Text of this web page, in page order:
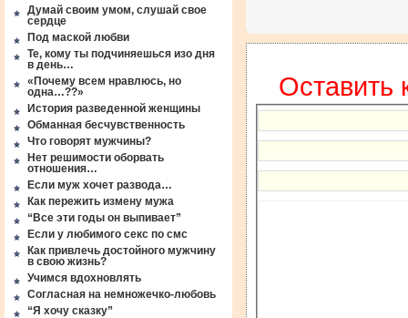
Оставить
Думай своим умом, слушай свое
сердце
Под маской любви
Те, кому ты подчиняешься изо дня
в день…
«Почему всем нравлюсь, но
одна…??»
История разведенной женщины
Обманная бесчувственность
Что говорят мужчины?
Нет решимости оборвать
отношения…
Если муж хочет развода…
Как пережить измену мужа
“Все эти годы он выпивает”
Если у любимого секс по смс
Как привлечь достойного мужчину
в свою жизнь?
Учимся вдохновлять
Согласная на немножечко-любовь
“Я хочу сказку”